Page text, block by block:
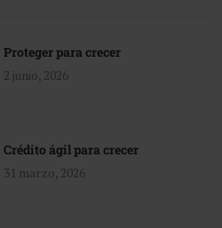
Proteger para crecer
2 junio, 2026
Crédito ágil para crecer
31 marzo, 2026